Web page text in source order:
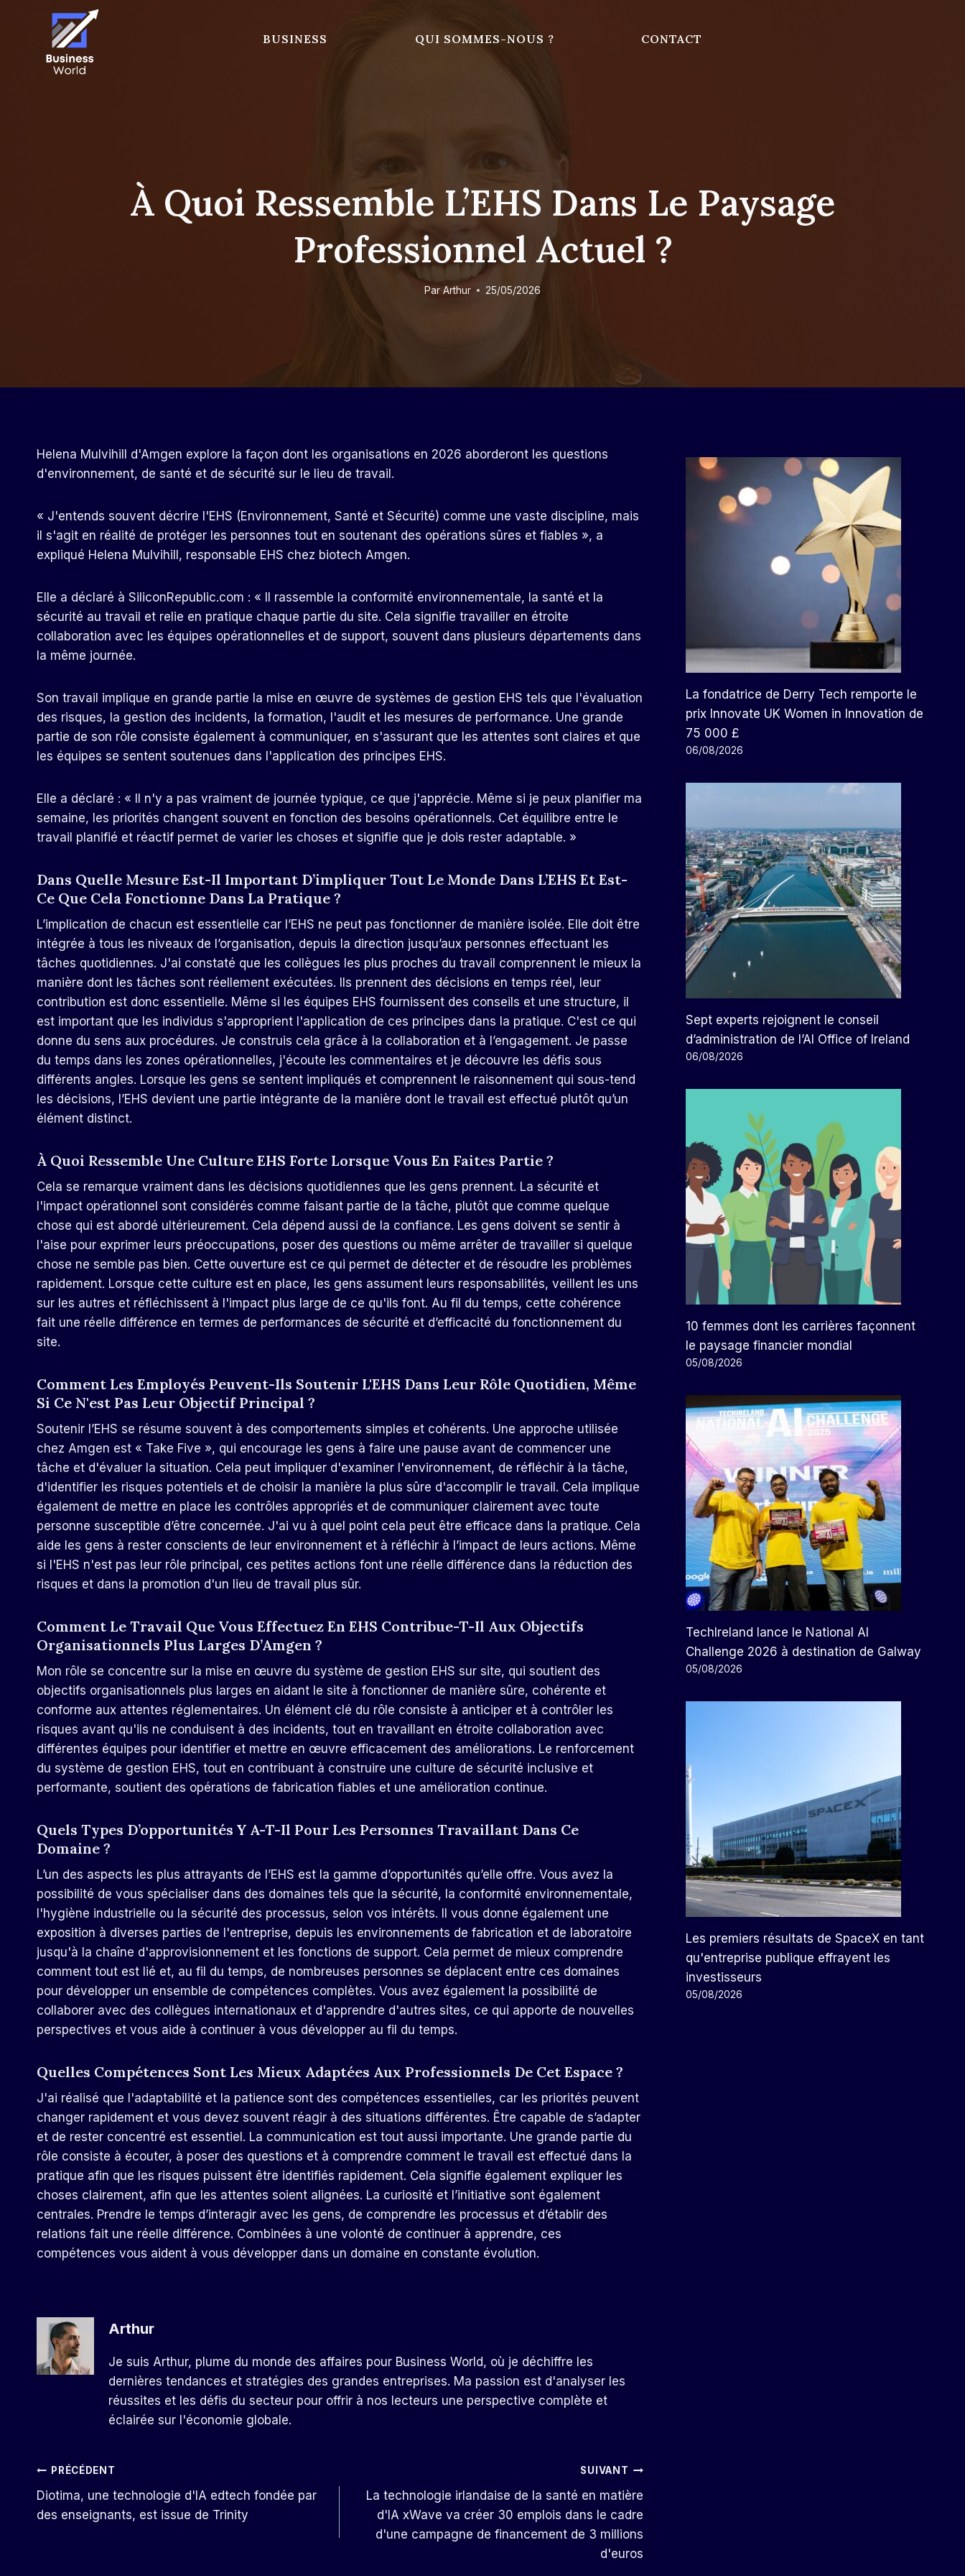
BUSINESS QUI SOMMES-NOUS ? CONTACT
À Quoi Ressemble L’EHS Dans Le Paysage
Professionnel Actuel ?
Par Arthur 25/05/2026
Helena Mulvihill d'Amgen explore la façon dont les organisations en 2026 aborderont les questions
d'environnement, de santé et de sécurité sur le lieu de travail.
« J'entends souvent décrire l'EHS (Environnement, Santé et Sécurité) comme une vaste discipline, mais
il s'agit en réalité de protéger les personnes tout en soutenant des opérations sûres et fiables », a
expliqué Helena Mulvihill, responsable EHS chez biotech Amgen.
Elle a déclaré à SiliconRepublic.com : « Il rassemble la conformité environnementale, la santé et la
sécurité au travail et relie en pratique chaque partie du site. Cela signifie travailler en étroite
collaboration avec les équipes opérationnelles et de support, souvent dans plusieurs départements dans
la même journée.
Son travail implique en grande partie la mise en œuvre de systèmes de gestion EHS tels que l'évaluation
des risques, la gestion des incidents, la formation, l'audit et les mesures de performance. Une grande
partie de son rôle consiste également à communiquer, en s'assurant que les attentes sont claires et que
les équipes se sentent soutenues dans l'application des principes EHS.
Elle a déclaré : « Il n'y a pas vraiment de journée typique, ce que j'apprécie. Même si je peux planifier ma
semaine, les priorités changent souvent en fonction des besoins opérationnels. Cet équilibre entre le
travail planifié et réactif permet de varier les choses et signifie que je dois rester adaptable. »
Dans Quelle Mesure Est-Il Important D’impliquer Tout Le Monde Dans L’EHS Et Est-
Ce Que Cela Fonctionne Dans La Pratique ?
L’implication de chacun est essentielle car l’EHS ne peut pas fonctionner de manière isolée. Elle doit être
intégrée à tous les niveaux de l’organisation, depuis la direction jusqu’aux personnes effectuant les
tâches quotidiennes. J'ai constaté que les collègues les plus proches du travail comprennent le mieux la
manière dont les tâches sont réellement exécutées. Ils prennent des décisions en temps réel, leur
contribution est donc essentielle. Même si les équipes EHS fournissent des conseils et une structure, il
est important que les individus s'approprient l'application de ces principes dans la pratique. C'est ce qui
donne du sens aux procédures. Je construis cela grâce à la collaboration et à l’engagement. Je passe
du temps dans les zones opérationnelles, j'écoute les commentaires et je découvre les défis sous
différents angles. Lorsque les gens se sentent impliqués et comprennent le raisonnement qui sous-tend
les décisions, l’EHS devient une partie intégrante de la manière dont le travail est effectué plutôt qu’un
élément distinct.
À Quoi Ressemble Une Culture EHS Forte Lorsque Vous En Faites Partie ?
Cela se remarque vraiment dans les décisions quotidiennes que les gens prennent. La sécurité et
l'impact opérationnel sont considérés comme faisant partie de la tâche, plutôt que comme quelque
chose qui est abordé ultérieurement. Cela dépend aussi de la confiance. Les gens doivent se sentir à
l'aise pour exprimer leurs préoccupations, poser des questions ou même arrêter de travailler si quelque
chose ne semble pas bien. Cette ouverture est ce qui permet de détecter et de résoudre les problèmes
rapidement. Lorsque cette culture est en place, les gens assument leurs responsabilités, veillent les uns
sur les autres et réfléchissent à l'impact plus large de ce qu'ils font. Au fil du temps, cette cohérence
fait une réelle différence en termes de performances de sécurité et d’efficacité du fonctionnement du
site.
Comment Les Employés Peuvent-Ils Soutenir L'EHS Dans Leur Rôle Quotidien, Même
Si Ce N'est Pas Leur Objectif Principal ?
Soutenir l’EHS se résume souvent à des comportements simples et cohérents. Une approche utilisée
chez Amgen est « Take Five », qui encourage les gens à faire une pause avant de commencer une
tâche et d'évaluer la situation. Cela peut impliquer d'examiner l'environnement, de réfléchir à la tâche,
d'identifier les risques potentiels et de choisir la manière la plus sûre d'accomplir le travail. Cela implique
également de mettre en place les contrôles appropriés et de communiquer clairement avec toute
personne susceptible d’être concernée. J'ai vu à quel point cela peut être efficace dans la pratique. Cela
aide les gens à rester conscients de leur environnement et à réfléchir à l’impact de leurs actions. Même
si l'EHS n'est pas leur rôle principal, ces petites actions font une réelle différence dans la réduction des
risques et dans la promotion d'un lieu de travail plus sûr.
Comment Le Travail Que Vous Effectuez En EHS Contribue-T-Il Aux Objectifs
Organisationnels Plus Larges D’Amgen ?
Mon rôle se concentre sur la mise en œuvre du système de gestion EHS sur site, qui soutient des
objectifs organisationnels plus larges en aidant le site à fonctionner de manière sûre, cohérente et
conforme aux attentes réglementaires. Un élément clé du rôle consiste à anticiper et à contrôler les
risques avant qu'ils ne conduisent à des incidents, tout en travaillant en étroite collaboration avec
différentes équipes pour identifier et mettre en œuvre efficacement des améliorations. Le renforcement
du système de gestion EHS, tout en contribuant à construire une culture de sécurité inclusive et
performante, soutient des opérations de fabrication fiables et une amélioration continue.
Quels Types D’opportunités Y A-T-Il Pour Les Personnes Travaillant Dans Ce
Domaine ?
L’un des aspects les plus attrayants de l’EHS est la gamme d’opportunités qu’elle offre. Vous avez la
possibilité de vous spécialiser dans des domaines tels que la sécurité, la conformité environnementale,
l'hygiène industrielle ou la sécurité des processus, selon vos intérêts. Il vous donne également une
exposition à diverses parties de l'entreprise, depuis les environnements de fabrication et de laboratoire
jusqu'à la chaîne d'approvisionnement et les fonctions de support. Cela permet de mieux comprendre
comment tout est lié et, au fil du temps, de nombreuses personnes se déplacent entre ces domaines
pour développer un ensemble de compétences complètes. Vous avez également la possibilité de
collaborer avec des collègues internationaux et d'apprendre d'autres sites, ce qui apporte de nouvelles
perspectives et vous aide à continuer à vous développer au fil du temps.
Quelles Compétences Sont Les Mieux Adaptées Aux Professionnels De Cet Espace ?
J'ai réalisé que l'adaptabilité et la patience sont des compétences essentielles, car les priorités peuvent
changer rapidement et vous devez souvent réagir à des situations différentes. Être capable de s’adapter
et de rester concentré est essentiel. La communication est tout aussi importante. Une grande partie du
rôle consiste à écouter, à poser des questions et à comprendre comment le travail est effectué dans la
pratique afin que les risques puissent être identifiés rapidement. Cela signifie également expliquer les
choses clairement, afin que les attentes soient alignées. La curiosité et l’initiative sont également
centrales. Prendre le temps d’interagir avec les gens, de comprendre les processus et d’établir des
relations fait une réelle différence. Combinées à une volonté de continuer à apprendre, ces
compétences vous aident à vous développer dans un domaine en constante évolution.
Arthur
Je suis Arthur, plume du monde des affaires pour Business World, où je déchiffre les
dernières tendances et stratégies des grandes entreprises. Ma passion est d'analyser les
réussites et les défis du secteur pour offrir à nos lecteurs une perspective complète et
éclairée sur l'économie globale.
Navigation
De
PRÉCÉDENT
Diotima, une technologie d'IA edtech fondée par
des enseignants, est issue de Trinity
SUIVANT
La technologie irlandaise de la santé en matière
d'IA xWave va créer 30 emplois dans le cadre
d'une campagne de financement de 3 millions
d'euros
La fondatrice de Derry Tech remporte le
prix Innovate UK Women in Innovation de
75 000 £
06/08/2026
Sept experts rejoignent le conseil
d’administration de l’AI Office of Ireland
06/08/2026
10 femmes dont les carrières façonnent
le paysage financier mondial
05/08/2026
TechIreland lance le National AI
Challenge 2026 à destination de Galway
05/08/2026
Les premiers résultats de SpaceX en tant
qu'entreprise publique effrayent les
investisseurs
05/08/2026